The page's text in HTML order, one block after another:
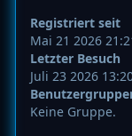
Registriert seit
Mai 21 2026
Letzter Besuch
Juli 23 2026
Keine Gruppe.